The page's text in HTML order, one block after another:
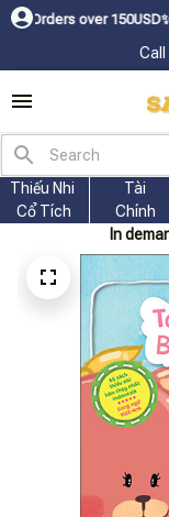
150USDㅤ✨Chúc
Call
Thiếu Nhi
Cổ Tích
Tài
Chính
In